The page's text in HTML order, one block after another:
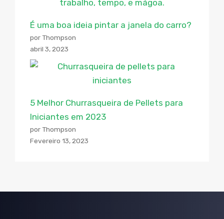
É uma boa ideia pintar a janela do carro?
por Thompson
abril 3, 2023
5 Melhor Churrasqueira de Pellets para
Iniciantes em 2023
por Thompson
Fevereiro 13, 2023